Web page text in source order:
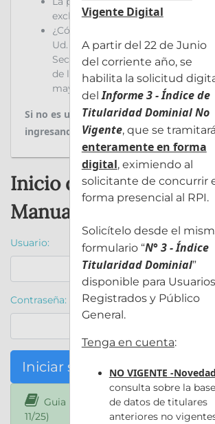
exclusivamente con un VEP.
¿Cómo puedo obtener mi firma
Ud. puede tramitarlo ante la
Secretaría de Innovación, Ciencia
de la Jefatura de Gabinete de
mayor información ingrese al
Si no es un usuario registrado, puede
ingresando
AQUÍ
Inicio de sesión
Manuales y Tutoriales
Usuario:
Contraseña:
Iniciar sesión Olvidé mi
Guia Rápida ANOTACIÓN DE
11/25)
Vigente Digital
A partir del 22 de Junio
del corriente año, se
habilita la solicitud
del Informe 3 - Índice de
Titularidad Dominial No
Vigente, que se tramitará
enteramente en forma
digital, eximiendo al
solicitante de concurrir
forma presencial al RPI.
Solicítelo desde el
formulario “N° 3 - Índice
Titularidad Dominial”
disponible para Usuarios
Registrados y Público
General.
Tenga en cuenta:
NO VIGENTE -
consulta sobre la base
de datos de titulares
anteriores no